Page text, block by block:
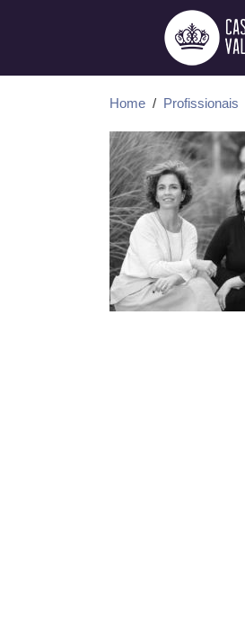
Home / Profissionais